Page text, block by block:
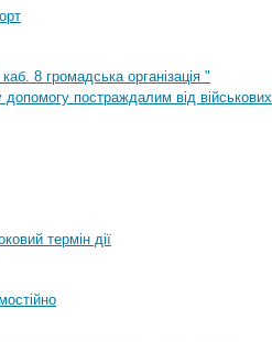
8 громадська організація "
постраждалим від військових
термін дії